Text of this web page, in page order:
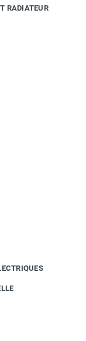
RADIATEUR